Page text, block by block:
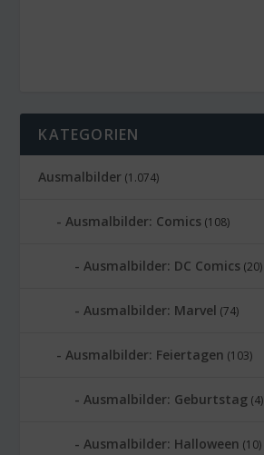
KATEGORIEN
Ausmalbilder (1.074)
Ausmalbilder: Comics (108)
Ausmalbilder: DC Comics (20)
Ausmalbilder: Marvel (74)
Ausmalbilder: Feiertagen (103)
Ausmalbilder: Geburtstag (4)
Ausmalbilder: Halloween (10)